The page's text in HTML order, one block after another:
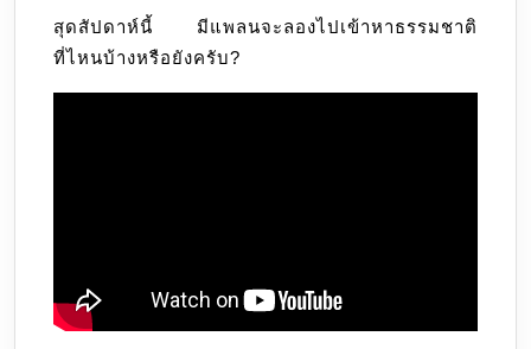
สุดสัปดาห์นี้ มีแพลนจะลองไปเข้าหาธรรมชาติ
ที่ไหนบ้างหรือยังครับ?